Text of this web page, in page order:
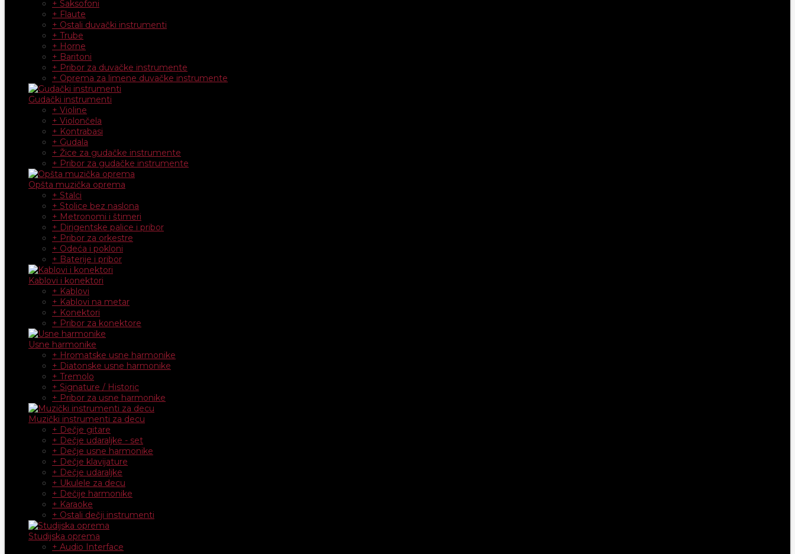
+ Saksofoni
+ Flaute
+ Ostali duvački instrumenti
+ Trube
+ Horne
+ Baritoni
+ Pribor za duvačke instrumente
+ Oprema za limene duvačke instrumente
Gudački instrumenti
+ Violine
+ Violončela
+ Kontrabasi
+ Gudala
+ Žice za gudačke instrumente
+ Pribor za gudačke instrumente
Opšta muzička oprema
+ Stalci
+ Stolice bez naslona
+ Metronomi i štimeri
+ Dirigentske palice i pribor
+ Pribor za orkestre
+ Odeća i pokloni
+ Baterije i pribor
Kablovi i konektori
+ Kablovi
+ Kablovi na metar
+ Konektori
+ Pribor za konektore
Usne harmonike
+ Hromatske usne harmonike
+ Diatonske usne harmonike
+ Tremolo
+ Signature / Historic
+ Pribor za usne harmonike
Muzički instrumenti za decu
+ Dečje gitare
+ Dečje udaraljke - set
+ Dečje usne harmonike
+ Dečje klavijature
+ Dečje udaraljke
+ Ukulele za decu
+ Dečije harmonike
+ Karaoke
+ Ostali dečji instrumenti
Studijska oprema
+ Audio Interface